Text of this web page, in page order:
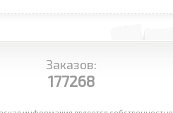
Заказов:
177268